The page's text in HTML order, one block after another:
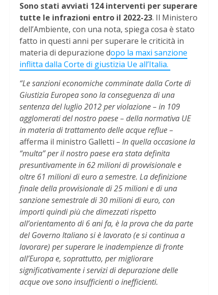
Sono stati avviati 124 interventi per superare
tutte le infrazioni entro il 2022-23. Il Ministero
dell’Ambiente, con una nota, spiega cosa è stato
fatto in questi anni per superare le criticità in
materia di depurazione dopo la maxi sanzione
inflitta dalla Corte di giustizia Ue all’Italia.
“Le sanzioni economiche comminate dalla Corte di
Giustizia Europea sono la conseguenza di una
sentenza del luglio 2012 per violazione – in 109
agglomerati del nostro paese – della normativa UE
in materia di trattamento delle acque reflue –
afferma il ministro Galletti – In quella occasione la
“multa” per il nostro paese era stata definita
presuntivamente in 62 milioni di provvisionale e
oltre 61 milioni di euro a semestre. La definizione
finale della provvisionale di 25 milioni e di una
sanzione semestrale di 30 milioni di euro, con
importi quindi più che dimezzati rispetto
all’orientamento di 6 ani fa, è la prova che da parte
del Governo Italiano si è lavorato (e si continua a
lavorare) per superare le inadempienze di fronte
all’Europa e, soprattutto, per migliorare
significativamente i servizi di depurazione delle
acque ove sono insufficienti o inefficienti.